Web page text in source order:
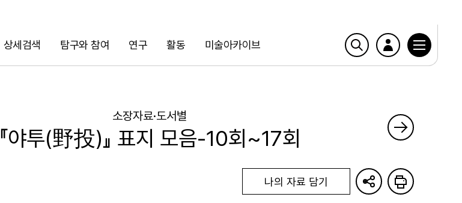
상세검색 탐구와 참여 연구 활동 미술아카이브
검색
소장자료·도서별
『야투(野投)』 표지 모음-10회~17회
나의 자료 담기